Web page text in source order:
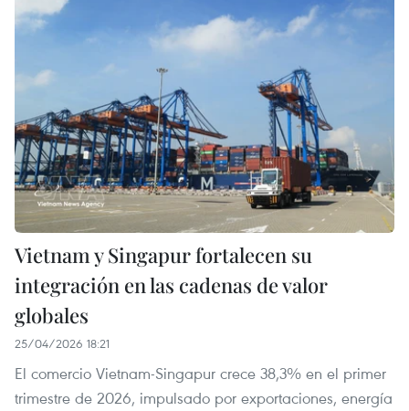
Vietnam y Singapur fortalecen su
integración en las cadenas de valor
globales
25/04/2026 18:21
El comercio Vietnam-Singapur crece 38,3% en el primer
trimestre de 2026, impulsado por exportaciones, energía